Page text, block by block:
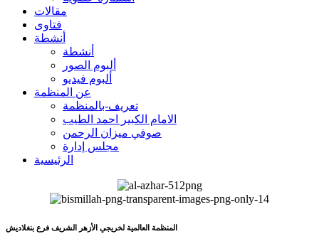
مقالات
فتاوى
أنشطة
أنشطة
ألبوم الصور
ألبوم فيديو
عن المنظمة
تعريف-بالمنظمة
الامام الكبير احمد الطيب
صوفي ميزان الرحمن
مجلس إدارة
الرئيسية
المنظمة العالمية لخريجي الأزهر الشريف فرع بنغلاديش